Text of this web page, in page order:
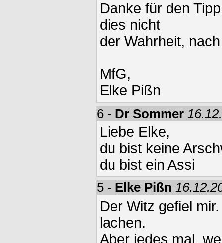
Danke für den
dies nicht
der Wahrheit,
MfG,
Elke Pißn
6 - Dr Sommer
Liebe Elke,
du bist keine
du bist ein Assi
5 - Elke Pißn
Der Witz gefiel
lachen.
Aber jedes mal,